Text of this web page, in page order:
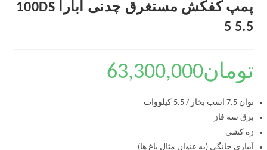
پمپ کفکش مستغرق چدنی ابارا 100DS
5 5.5
تومان63,300,000
توان 7.5 اسب بخار / 5.5 کیلووات
برق سه فاز
زه کشی
آبیاری خانگی (به عنوان مثال باغ ها)